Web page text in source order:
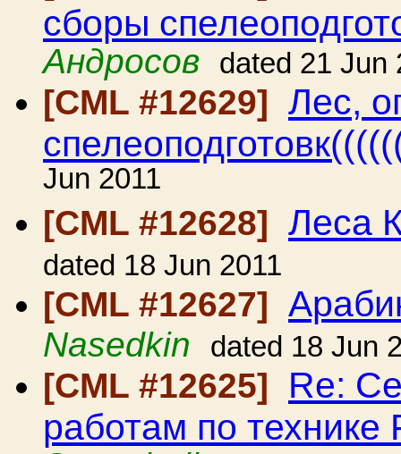
сборы
Андросов
dated 21 Jun
[CML #12629] Лес,
Jun 2011
[CML #12628] Леса
dated 18 Jun 2011
[CML #12627]
Nasedkin dated 18 Jun
[CML #12625] Re:
работам по технике